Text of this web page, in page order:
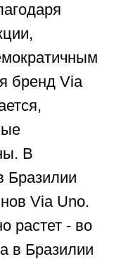
бренд Via
В
Бразилии
Via Uno.
растет - во
в Бразилии